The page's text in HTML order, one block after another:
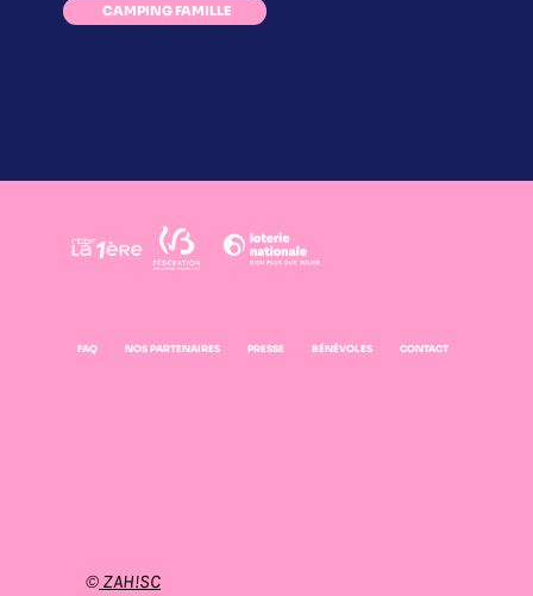
CAMPING FAMILLE
© ZAH!SC
FAQ NOS PARTENAIRES PRESSE BÉNÉVOLES CONTACT